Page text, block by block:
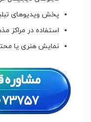
پخش ویدیوهای
استفاده در مراکز
نمایش هنری یا